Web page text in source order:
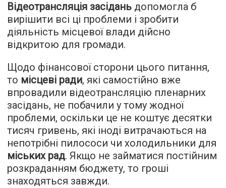
Відеотрансляція засідань допомогла б
вирішити всі ці проблеми і зробити
діяльність місцевої влади дійсно
відкритою для громади.
Щодо фінансової сторони цього питання,
то місцеві ради, які самостійно вже
впровадили відеотрансляцію пленарних
засідань, не побачили у тому жодної
проблеми, оскільки це не коштує десятки
тисяч гривень, які іноді витрачаються на
непотрібні пилососи чи холодильники для
міських рад. Якщо не займатися постійним
розкраданням бюджету, то гроші
знаходяться завжди.